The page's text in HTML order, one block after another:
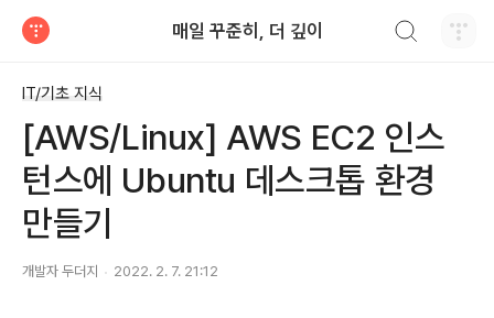
매일 꾸준히, 더 깊이
IT/기초 지식
[AWS/Linux] AWS EC2 인스
턴스에 Ubuntu 데스크톱 환경
만들기
개발자 두더지 2022. 2. 7. 21:12